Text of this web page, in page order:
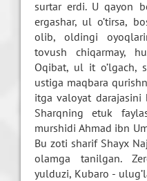
surtar erdi. U qayon
ergashar, ul o’tirsa,
olib, oldingi
tovush chiqarmay,
Oqibat, ul it o’lgach,
ustiga maqbara
itga valoyat darajasini
Sharqning etuk
murshidi Ahmad ibn
Bu zoti sharif Shayx
olamga tanilgan.
yulduzi, Kubaro -